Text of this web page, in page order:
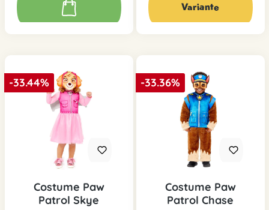
Variante
-33.44%
Costume Paw
Patrol Skye
-33.36%
Costume Paw
Patrol Chase